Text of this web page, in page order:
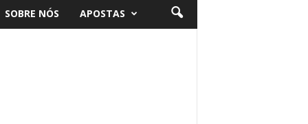
SOBRE NÓS APOSTAS